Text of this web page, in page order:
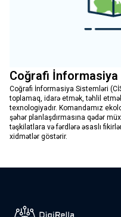
Coğrafi
Coğrafi İnformasiya Sistemləri
toplamaq, idarə etmək, təhlil
texnologiyadır. Komandamız
şəhər planlaşdırmasına qədər
təşkilatlara və fərdlərə əsaslı
xidmətlər göstərir.